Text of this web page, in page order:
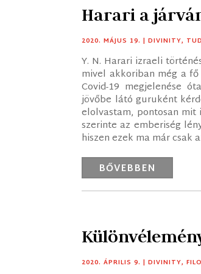
Harari a
2020. MÁJUS 19. |DIVINITY,
Y. N. Harari izraeli
mivel akkoriban még a
Covid-19 megjelenése
jövőbe látó guruként
elolvastam, pontosan mit
szerinte az emberiség
hiszen ezek ma már csak
BŐVEBBEN
2020. ÁPRILIS 9. |DIVINITY,